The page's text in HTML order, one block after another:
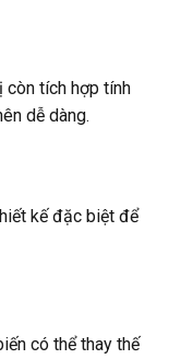
còn tích hợp tính
dễ dàng.
kế đặc biệt để
có thể thay thế